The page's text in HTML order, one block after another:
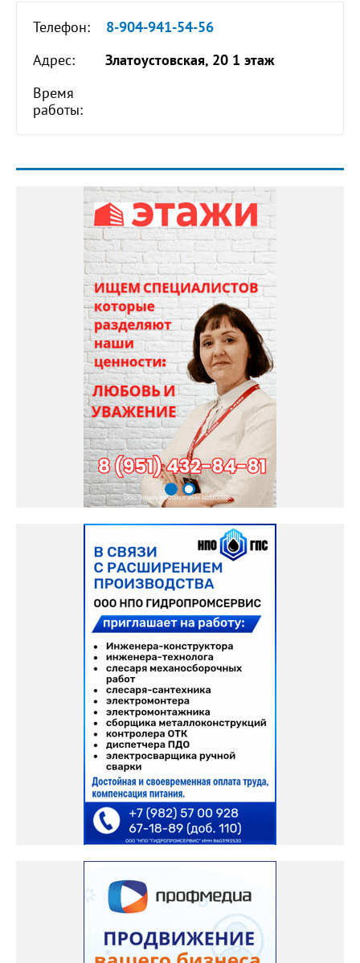
Телефон:
8-904-941-54-56
Адрес:
Златоустовская, 20 1 этаж
Время
работы: